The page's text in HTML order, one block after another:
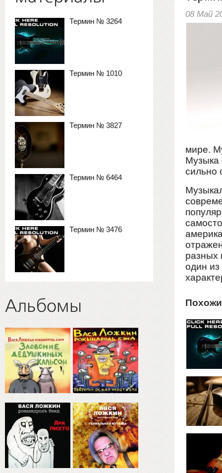
Термин № 3264
Термин № 1010
Термин № 3827
Термин № 6464
Термин № 3476
Альбомы
08 Май
мире.
Музыка
сильно
разных
один из